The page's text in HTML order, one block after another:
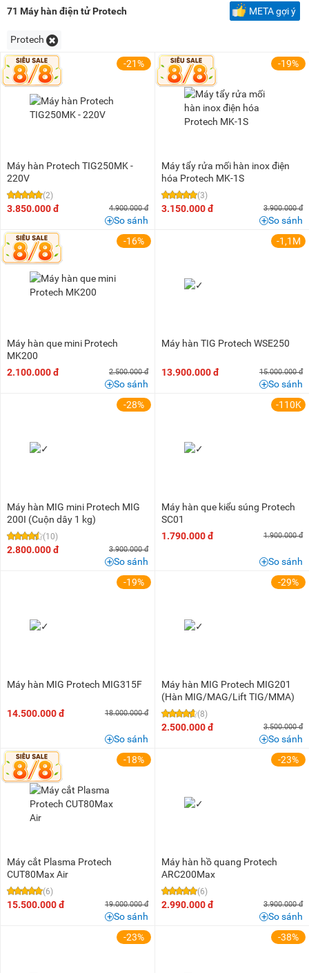
71 Máy hàn điện tử Protech META gợi ý
Protech
-21%
Máy hàn Protech TIG250MK -
220V
(2)
3.850.000 đ 4.900.000 đ
So sánh
-19%
Máy tẩy rửa mối hàn inox điện
hóa Protech MK-1S
(3)
3.150.000 đ 3.900.000 đ
So sánh
-16%
Máy hàn que mini Protech
MK200
2.100.000 đ
2.500.000 đ
So sánh
-1,1M
Máy hàn TIG Protech WSE250
13.900.000 đ 15.000.000 đ
So sánh
-28%
Máy hàn MIG mini Protech MIG
200I (Cuộn dây 1 kg)
(10)
2.800.000 đ 3.900.000 đ
So sánh
-110K
Máy hàn que kiểu súng Protech
SC01
1.790.000 đ
1.900.000 đ
So sánh
-19%
Máy hàn MIG Protech MIG315F
14.500.000 đ 18.000.000 đ
So sánh
-29%
Máy hàn MIG Protech MIG201
(Hàn MIG/MAG/Lift TIG/MMA)
(8)
2.500.000 đ 3.500.000 đ
So sánh
-18%
Máy cắt Plasma Protech
CUT80Max Air
(6)
15.500.000 đ 19.000.000 đ
So sánh
-23%
Máy hàn hồ quang Protech
ARC200Max
(6)
2.990.000 đ 3.900.000 đ
So sánh
-23%
-38%